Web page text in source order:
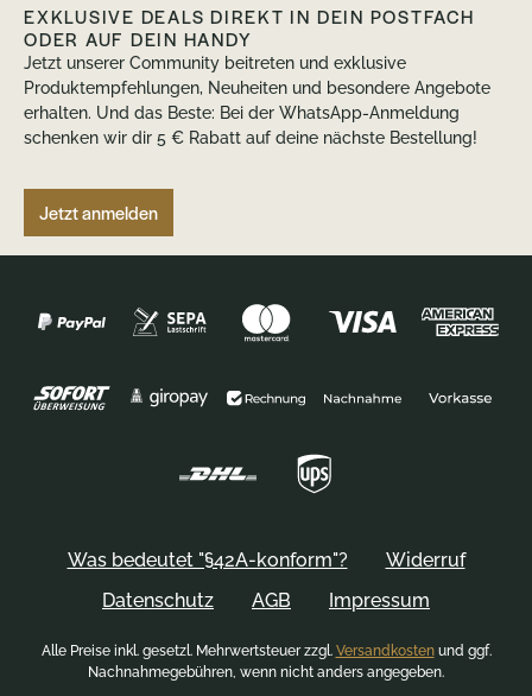
EXKLUSIVE DEALS DIREKT IN DEIN POSTFACH
ODER AUF DEIN HANDY
Jetzt unserer Community beitreten und exklusive
Produktempfehlungen, Neuheiten und besondere Angebote
erhalten. Und das Beste: Bei der WhatsApp-Anmeldung
schenken wir dir 5 € Rabatt auf deine nächste Bestellung!
Jetzt anmelden
Was bedeutet "§42A-konform"?
Widerruf
Datenschutz
AGB Impressum
Alle Preise inkl. gesetzl. Mehrwertsteuer zzgl. Versandkostenund ggf.
Nachnahmegebühren, wenn nicht anders angegeben.